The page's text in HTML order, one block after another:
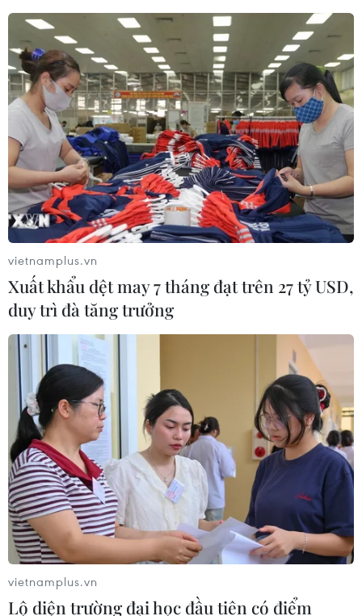
TIN CÙNG CHUYÊN MỤC
Từ 10-11/8, Bắc Bộ và Trung Bộ có
nơi nắng nóng gay gắt trên 37 độ C
09/08/2026 07:57
vietnamplus.vn
Xuất khẩu dệt may 7 tháng đạt trên 27 tỷ USD,
duy trì đà tăng trưởng
vietnamplus.vn
Lộ diện trường đại học đầu tiên có điểm